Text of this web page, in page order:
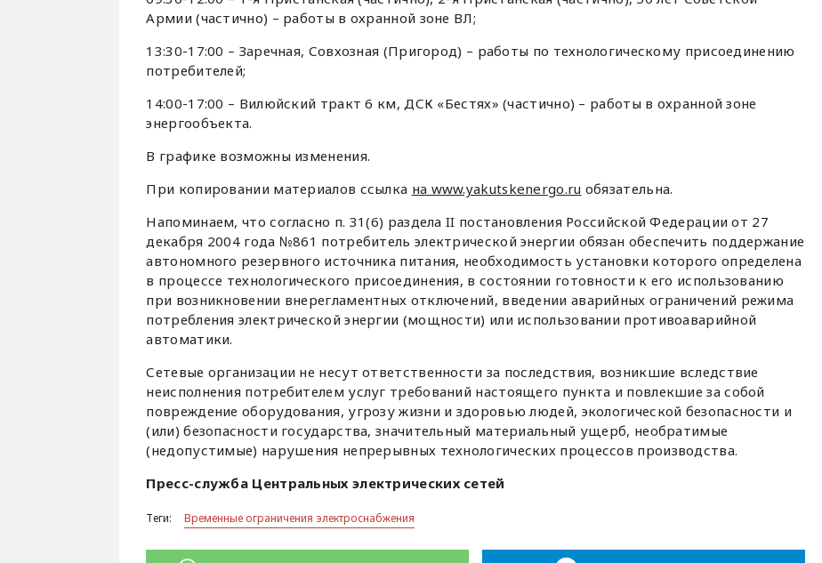
Армии (частично) – работы в охранной зоне ВЛ;
13:30-17:00 – Заречная, Совхозная (Пригород) – работы по технологическому присоединению
потребителей;
14:00-17:00 – Вилюйский тракт 6 км, ДСК «Бестях» (частично) – работы в охранной зоне
энергообъекта.
В графике возможны изменения.
При копировании материалов ссылка на www.yakutskenergo.ru обязательна.
Напоминаем, что согласно п. 31(6) раздела II постановления Российской Федерации от 27
декабря 2004 года №861 потребитель электрической энергии обязан обеспечить поддержание
автономного резервного источника питания, необходимость установки которого определена
в процессе технологического присоединения, в состоянии готовности к его использованию
при возникновении внерегламентных отключений, введении аварийных ограничений режима
потребления электрической энергии (мощности) или использовании противоаварийной
автоматики.
Сетевые организации не несут ответственности за последствия, возникшие вследствие
неисполнения потребителем услуг требований настоящего пункта и повлекшие за собой
повреждение оборудования, угрозу жизни и здоровью людей, экологической безопасности и
(или) безопасности государства, значительный материальный ущерб, необратимые
(недопустимые) нарушения непрерывных технологических процессов производства.
Пресс-служба Центральных электрических сетей
Теги: Временные ограничения электроснабжения